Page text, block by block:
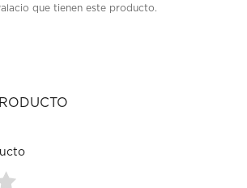
que tienen este producto.